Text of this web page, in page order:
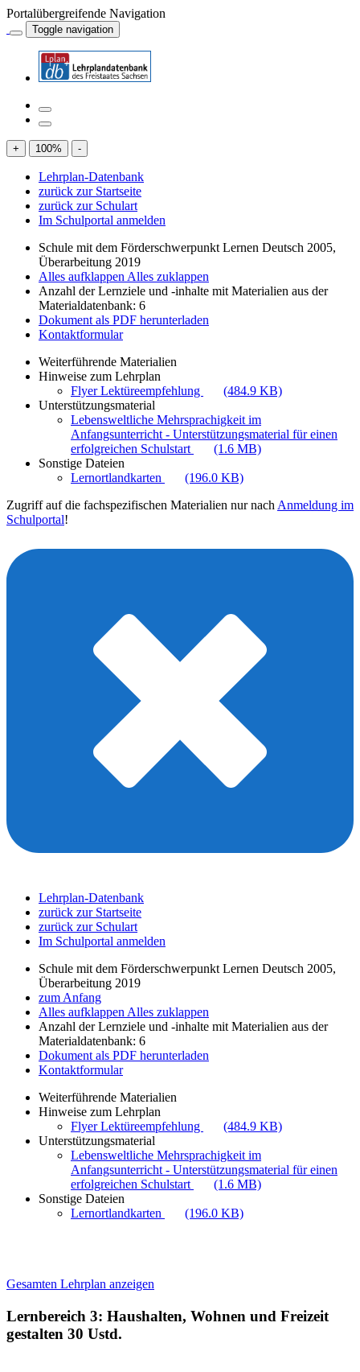
Portalübergreifende Navigation
Toggle navigation
+ 100% -
Lehrplan-Datenbank
zurück zur Startseite
zurück zur Schulart
Im Schulportal anmelden
Schule mit dem Förderschwerpunkt Lernen Deutsch 2005,
Überarbeitung 2019
Alles aufklappen Alles zuklappen
Anzahl der Lernziele und -inhalte mit Materialien aus der
Materialdatenbank: 6
Dokument als PDF herunterladen
Kontaktformular
Weiterführende Materialien
Hinweise zum Lehrplan
Flyer Lektüreempfehlung
(484.9 KB)
Unterstützungsmaterial
Lebensweltliche Mehrsprachigkeit im
Anfangsunterricht - Unterstützungsmaterial für einen
erfolgreichen Schulstart
(1.6 MB)
Sonstige Dateien
Lernortlandkarten
(196.0 KB)
Zugriff auf die fachspezifischen Materialien nur nach Anmeldung im
Schulportal!
Lehrplan-Datenbank
zurück zur Startseite
zurück zur Schulart
Im Schulportal anmelden
Schule mit dem Förderschwerpunkt Lernen Deutsch 2005,
Überarbeitung 2019
zum Anfang
Alles aufklappen Alles zuklappen
Anzahl der Lernziele und -inhalte mit Materialien aus der
Materialdatenbank: 6
Dokument als PDF herunterladen
Kontaktformular
Weiterführende Materialien
Hinweise zum Lehrplan
Flyer Lektüreempfehlung
(484.9 KB)
Unterstützungsmaterial
Lebensweltliche Mehrsprachigkeit im
Anfangsunterricht - Unterstützungsmaterial für einen
erfolgreichen Schulstart
(1.6 MB)
Sonstige Dateien
Lernortlandkarten
(196.0 KB)
Gesamten Lehrplan anzeigen
Lernbereich 3: Haushalten, Wohnen und Freizeit
gestalten 30 Ustd.